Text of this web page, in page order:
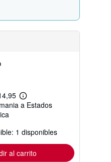
a
s
Más
información
tarifas
de
envío
a Estados
1 disponibles
al carrito